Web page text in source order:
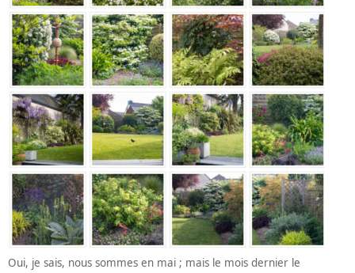
Oui, je sais, nous sommes en mai ; mais le mois dernier le